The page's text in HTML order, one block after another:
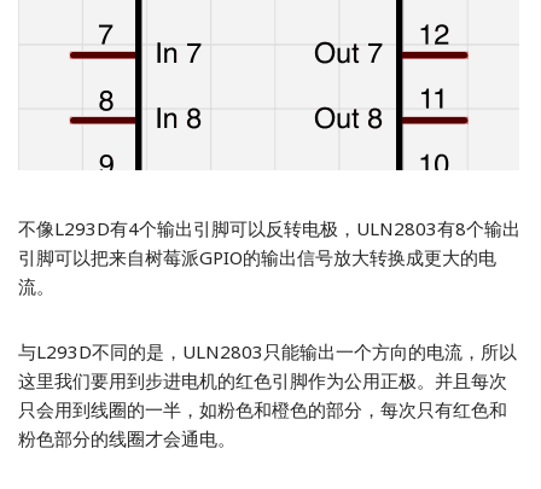
不像L293D有4个输出引脚可以反转电极，ULN2803有8个输出
引脚可以把来自树莓派GPIO的输出信号放大转换成更大的电
流。
与L293D不同的是，ULN2803只能输出一个方向的电流，所以
这里我们要用到步进电机的红色引脚作为公用正极。并且每次
只会用到线圈的一半，如粉色和橙色的部分，每次只有红色和
粉色部分的线圈才会通电。